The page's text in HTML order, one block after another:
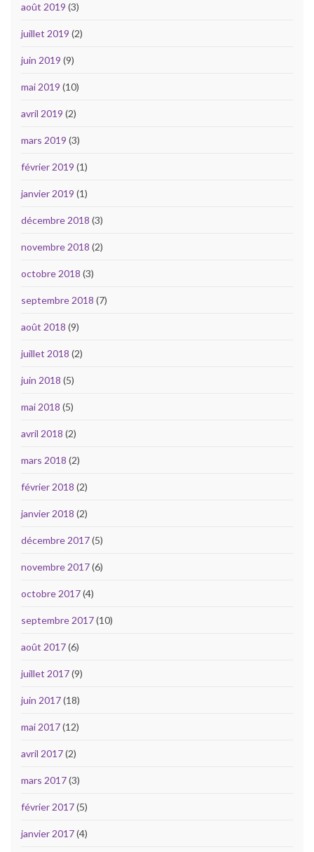
août 2019 (3)
juillet 2019 (2)
juin 2019 (9)
mai 2019 (10)
avril 2019 (2)
mars 2019 (3)
février 2019 (1)
janvier 2019 (1)
décembre 2018 (3)
novembre 2018 (2)
octobre 2018 (3)
septembre 2018 (7)
août 2018 (9)
juillet 2018 (2)
juin 2018 (5)
mai 2018 (5)
avril 2018 (2)
mars 2018 (2)
février 2018 (2)
janvier 2018 (2)
décembre 2017(5)
novembre 2017(6)
octobre 2017(4)
septembre 2017(10)
août 2017(6)
juillet 2017(9)
juin 2017(18)
mai 2017(12)
avril 2017(2)
mars 2017(3)
février 2017(5)
janvier 2017(4)